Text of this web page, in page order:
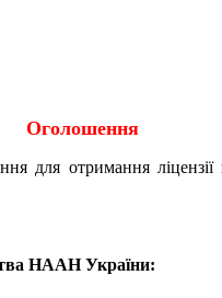
Оголошення
для отримання
НААН України: